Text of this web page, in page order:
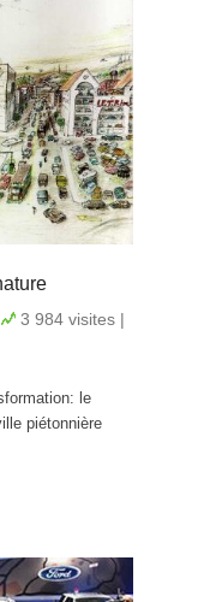
3 984 visites |
le
piétonnière